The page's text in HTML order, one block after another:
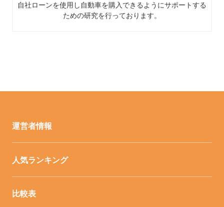
自社ローンを使用し自動車を購入できるようにサポートする
ための研究を行っております。
運営者情報
人気ランキング
比較表